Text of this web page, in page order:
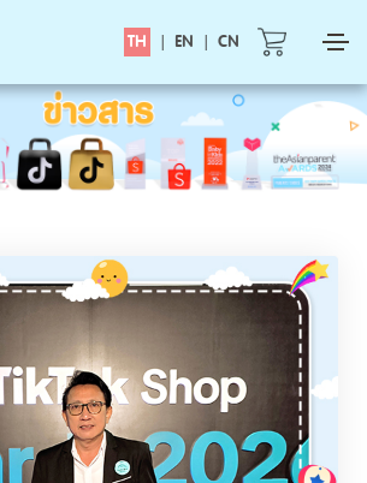
TH | EN | CN